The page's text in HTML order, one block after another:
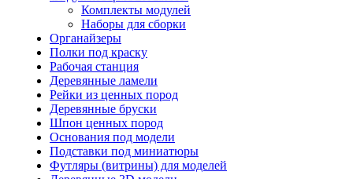
Комплекты модулей
Наборы для сборки
Органайзеры
Полки под краску
Рабочая станция
Деревянные ламели
Рейки из ценных пород
Деревянные бруски
Шпон ценных пород
Основания под модели
Подставки под миниатюры
Футляры (витрины) для моделей